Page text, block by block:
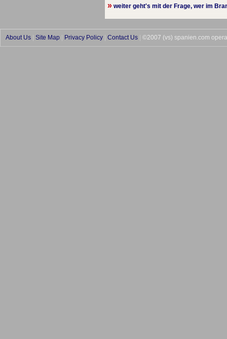
» weiter geht's mit der Frage, wer im
About Us Site Map Privacy Policy Contact Us ©2007 (vs) spanien.com